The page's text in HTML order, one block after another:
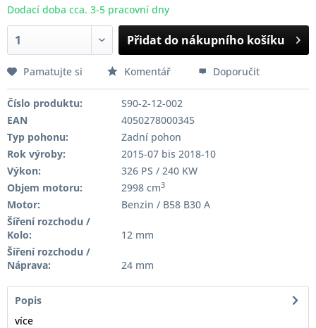
Dodací doba cca. 3-5 pracovní dny
Přidat do nákupního košíku
Pamatujte si Komentář Doporučit
Číslo produktu:
S90-2-12-002
EAN
4050278000345
Typ pohonu:
Zadní pohon
Rok výroby:
2015-07 bis 2018-10
Výkon:
326 PS / 240 KW
Objem motoru:
2998 cm3
Motor:
Benzin / B58 B30 A
Šíření rozchodu /
Kolo:
12 mm
Šíření rozchodu /
Náprava:
24 mm
Popis
více